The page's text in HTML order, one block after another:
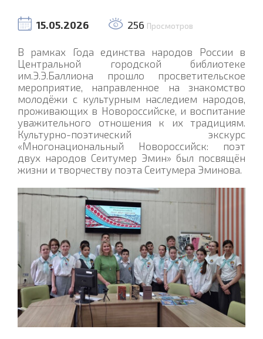
15.05.2026 256 Просмотров
В рамках Года единства народов России в
Центральной городской библиотеке
им.Э.Э.Баллиона прошло просветительское
мероприятие, направленное на знакомство
молодёжи с культурным наследием народов,
проживающих в Новороссийске, и воспитание
уважительного отношения к их традициям.
Культурно-поэтический экскурс
«Многонациональный Новороссийск: поэт
двух народов Сеитумер Эмин» был посвящён
жизни и творчеству поэта Сеитумера Эминова.